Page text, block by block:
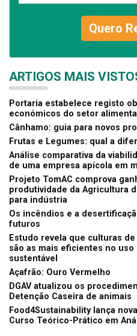
Quero
ARTIGOS MAIS
Portaria estabelece registo
económicos do setor
Cânhamo: guia para novos
Frutas e Legumes: qual a
Análise comparativa da
de uma empresa apícola em
Projeto TomAC comprova
produtividade da Agricultura
para indústria
Os incêndios e a
futuros
Estudo revela que culturas
são as mais eficientes no
sustentável
Açafrão: Ouro Vermelho
DGAV atualizou os
Detenção Caseira de animais
Food4Sustainability lança
Curso Teórico-Prático em